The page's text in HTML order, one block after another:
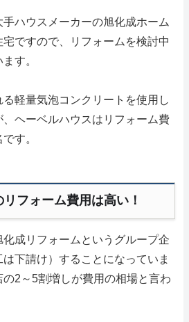
ハウスメーカーの旭化成ホーム
ですので、リフォームを検討中
す。
軽量気泡コンクリートを使用し
ヘーベルハウスはリフォーム費
す。
フォーム費用は高い！
成リフォームというグループ企
下請け）することになっていま
2～5割増しが費用の相場と言わ